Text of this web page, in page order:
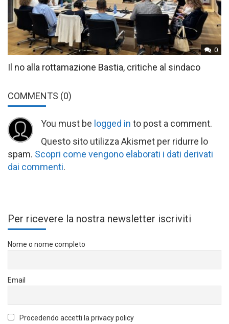
0
Il no alla rottamazione Bastia, critiche al sindaco
COMMENTS (0)
You must be logged in to post a comment.
Questo sito utilizza Akismet per ridurre lo
spam. Scopri come vengono elaborati i dati derivati
dai commenti.
Per ricevere la nostra newsletter iscriviti
Nome o nome completo
Email
Procedendo accetti la privacy policy